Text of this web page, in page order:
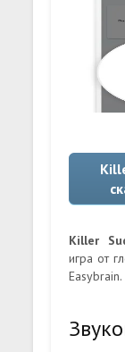
Killer
игра от
Easybrain.